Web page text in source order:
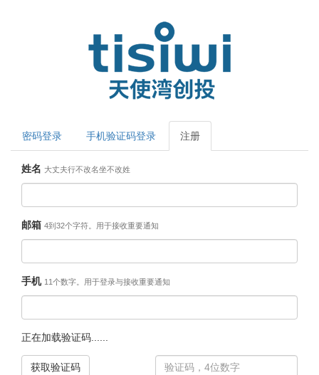
密码登录 手机验证码登录 注册
姓名 大丈夫行不改名坐不改姓
邮箱 4到32个字符。用于接收重要通知
手机 11个数字。用于登录与接收重要通知
正在加载验证码......
获取验证码